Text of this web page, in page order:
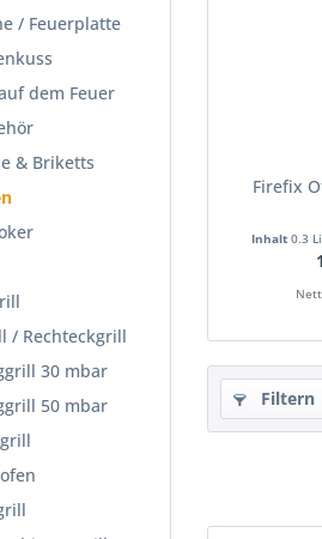
/ Feuerplatte
dem Feuer
& Briketts
/ Rechteckgrill
30 mbar
50 mbar
Der
einer
Stahl.
Sind
an!
Firefix
Inhalt 0.3
Filtern